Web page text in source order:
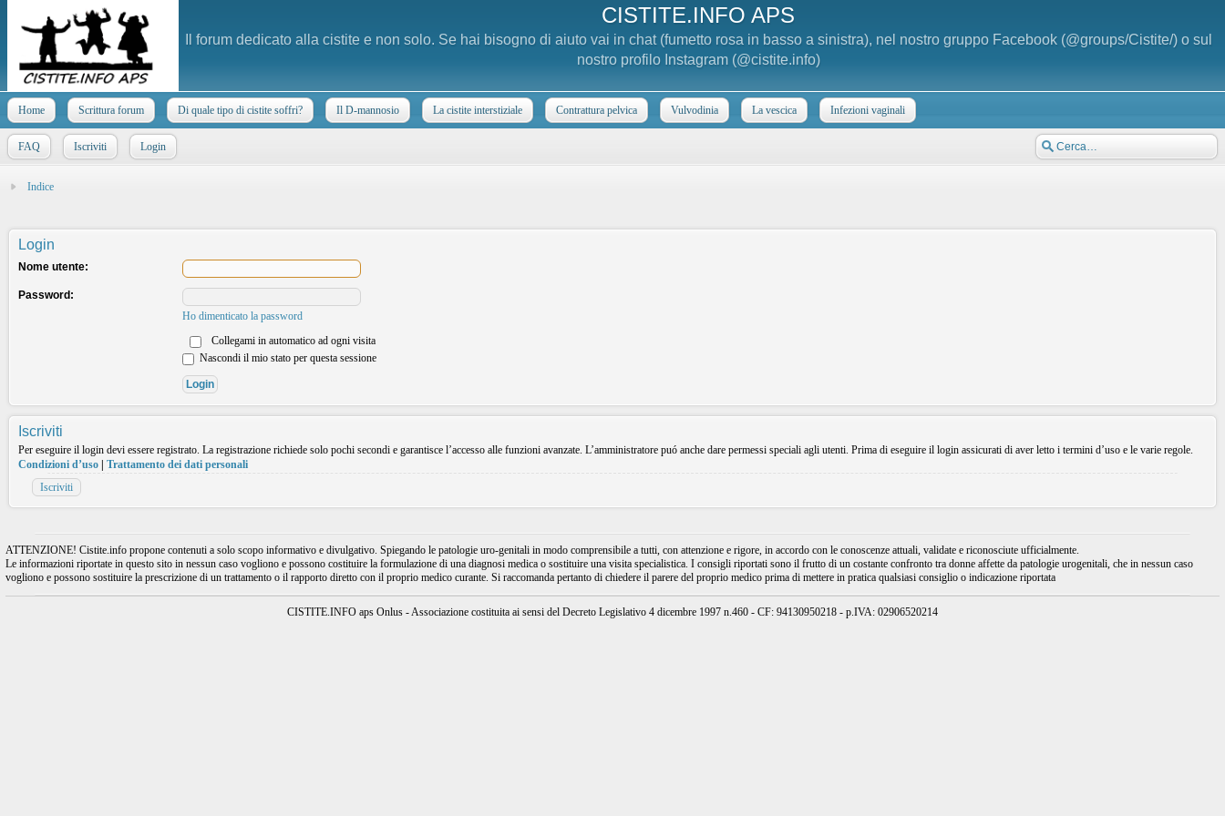
CISTITE.INFO APS
Il forum dedicato alla cistite e non solo. Se hai bisogno di aiuto vai in chat (fumetto rosa in basso a sinistra), nel nostro gruppo Facebook (@groups/Cistite/) o sul
nostro profilo Instagram (@cistite.info)
Home Scrittura forum Di quale tipo di cistite soffri? Il D-mannosio La cistite interstiziale Contrattura pelvica Vulvodinia La vescica Infezioni vaginali
FAQ Iscriviti Login
Indice
Login
Nome utente:
Password:
Ho dimenticato la password
Collegami in automatico ad ogni visita
Nascondi il mio stato per questa sessione
Iscriviti
Per eseguire il login devi essere registrato. La registrazione richiede solo pochi secondi e garantisce l’accesso alle funzioni avanzate. L’amministratore puó anche dare permessi speciali agli utenti. Prima di eseguire il login assicurati di aver letto i termini d’uso e le varie regole.
Condizioni d’uso
Trattamento dei dati personali
Iscriviti
ATTENZIONE! Cistite.info propone contenuti a solo scopo informativo e divulgativo. Spiegando le patologie uro-genitali in modo comprensibile a tutti, con attenzione e rigore, in accordo con le conoscenze attuali, validate e riconosciute ufficialmente.
Le informazioni riportate in questo sito in nessun caso vogliono e possono costituire la formulazione di una diagnosi medica o sostituire una visita specialistica. I consigli riportati sono il frutto di un costante confronto tra donne affette da patologie urogenitali, che in nessun caso
vogliono e possono sostituire la prescrizione di un trattamento o il rapporto diretto con il proprio medico curante. Si raccomanda pertanto di chiedere il parere del proprio medico prima di mettere in pratica qualsiasi consiglio o indicazione riportata
CISTITE.INFO aps Onlus - Associazione costituita ai sensi del Decreto Legislativo 4 dicembre 1997 n.460 - CF: 94130950218 - p.IVA: 02906520214